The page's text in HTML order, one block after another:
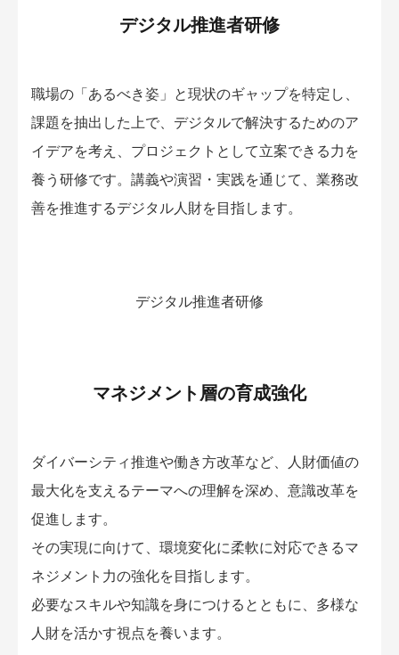
デジタル推進者研修
職場の「あるべき姿」と現状のギャップを特定し、
課題を抽出した上で、デジタルで解決するためのア
イデアを考え、プロジェクトとして立案できる力を
養う研修です。講義や演習・実践を通じて、業務改
善を推進するデジタル人財を目指します。
デジタル推進者研修
マネジメント層の育成強化
ダイバーシティ推進や働き方改革など、人財価値の
最大化を支えるテーマへの理解を深め、意識改革を
促進します。
その実現に向けて、環境変化に柔軟に対応できるマ
ネジメント力の強化を目指します。
必要なスキルや知識を身につけるとともに、多様な
人財を活かす視点を養います。